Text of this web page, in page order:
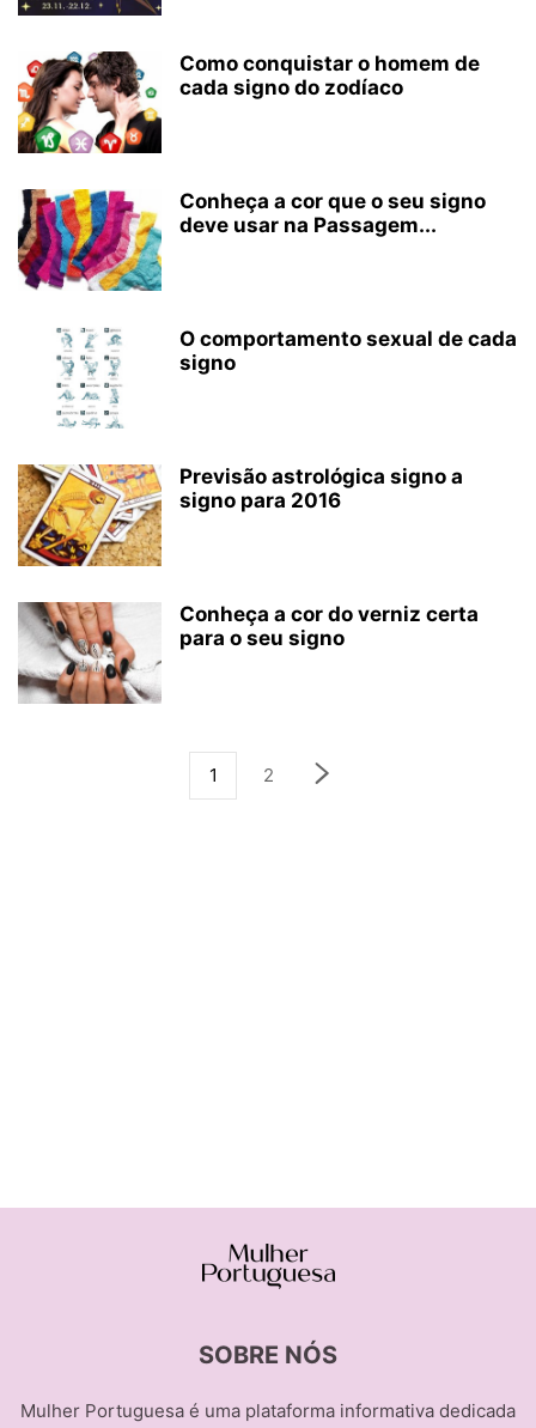
Como conquistar o homem de
cada signo do zodíaco
Conheça a cor que o seu signo
deve usar na Passagem...
O comportamento sexual de cada
signo
Previsão astrológica signo a
signo para 2016
Conheça a cor do verniz certa
para o seu signo
1 2
SOBRE NÓS
Mulher Portuguesa é uma plataforma informativa dedicada